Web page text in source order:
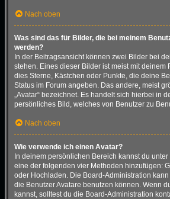
Nach oben
Was sind das für Bilder, die bei meinem
werden?
In der Beitragsansicht können zwei Bilder bei
stehen. Eines dieser Bilder ist meist mit deinem
dies Sterne, Kästchen oder Punkte, die deine
Status im Forum angeben. Das andere, meist
„Avatar“ bezeichnet. Es handelt sich hierbei in
persönliches Bild, welches von Benutzer zu
Nach oben
Wie verwende ich einen Avatar?
In deinem persönlichen Bereich kannst du unter
eine der folgenden vier Methoden hinzufügen:
oder Hochladen. Die Board-Administration
die Benutzer Avatare benutzen können. Wenn
kannst, solltest du die Board-Administration